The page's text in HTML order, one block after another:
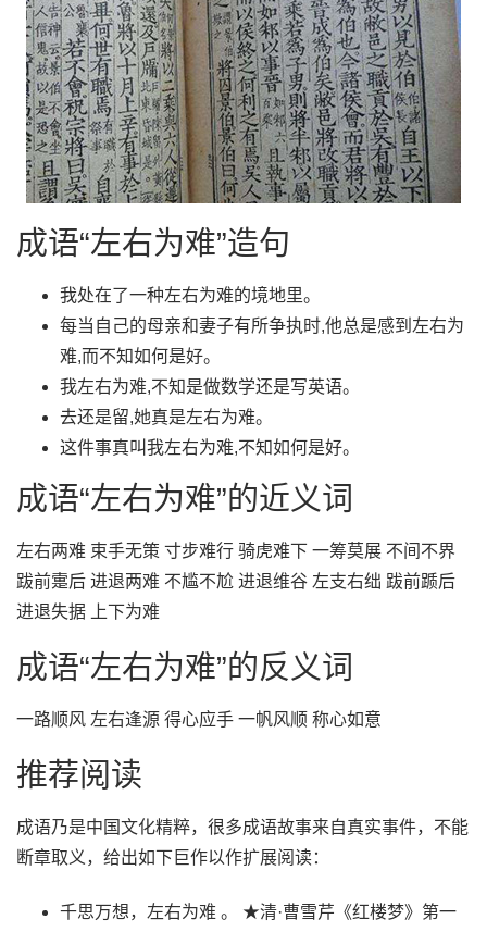
成语“左右为难”造句
我处在了一种左右为难的境地里。
每当自己的母亲和妻子有所争执时,他总是感到左右为
难,而不知如何是好。
我左右为难,不知是做数学还是写英语。
去还是留,她真是左右为难。
这件事真叫我左右为难,不知如何是好。
成语“左右为难”的近义词
左右两难 束手无策 寸步难行 骑虎难下 一筹莫展 不间不界
跋前疐后 进退两难 不尴不尬 进退维谷 左支右绌 跋前踬后
进退失据 上下为难
成语“左右为难”的反义词
一路顺风 左右逢源 得心应手 一帆风顺 称心如意
推荐阅读
成语乃是中国文化精粹，很多成语故事来自真实事件，不能
断章取义，给出如下巨作以作扩展阅读：
千思万想，左右为难 。 ★清·曹雪芹《红楼梦》第一